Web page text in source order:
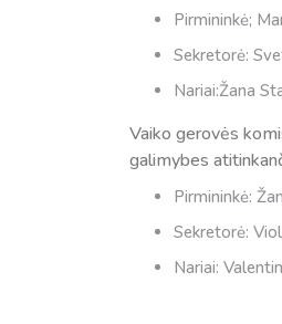
Pirmininkė;
Sekretorė:
Nariai:Žana
Vaiko gerovės
galimybes
Pirmininkė:
Sekretorė:
Nariai: